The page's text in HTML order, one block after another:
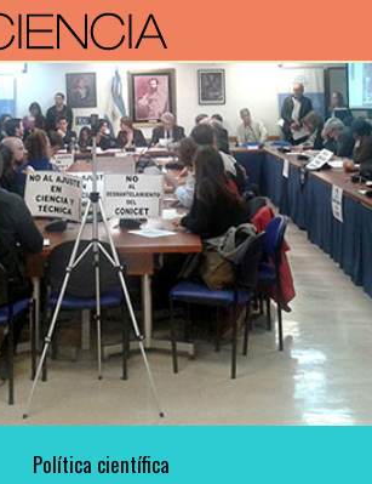
Política científica